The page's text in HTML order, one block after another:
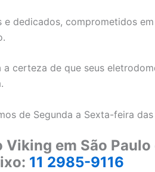
dedicados, comprometidos
certeza de que seus
de Segunda a Sexta-feira
em São Paulo
11 2985-9116